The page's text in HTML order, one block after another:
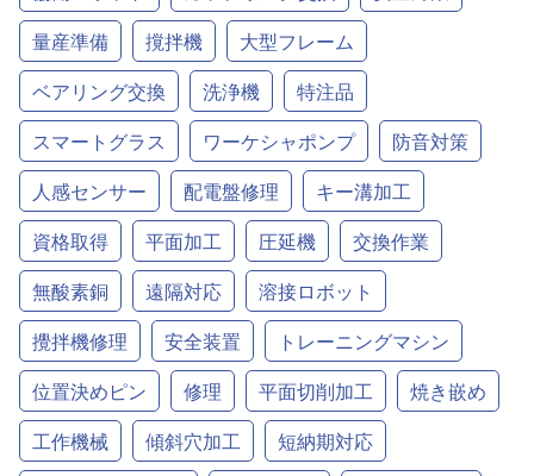
量産準備
撹拌機
大型フレーム
ベアリング交換
洗浄機
特注品
スマートグラス
ワーケシャポンプ
防音対策
人感センサー
配電盤修理
キー溝加工
資格取得
平面加工 圧延機
交換作業
無酸素銅
遠隔対応
溶接ロボット
攪拌機修理
安全装置
トレーニングマシン
位置決めピン
修理 平面切削加工
焼き嵌め
工作機械
傾斜穴加工
短納期対応